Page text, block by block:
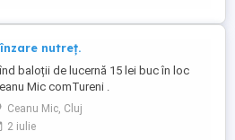
nutreț.
baloții de lucernă 15 lei buc în loc
Mic comTureni .
Ceanu Mic, Cluj
2 iulie